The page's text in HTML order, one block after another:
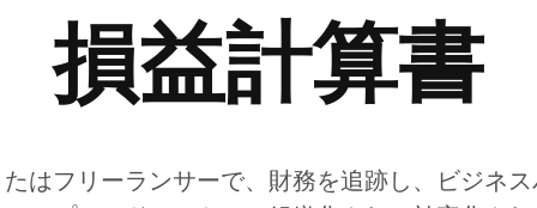
損益計算書
はフリーランサーで、財務を追跡し、ビジネ